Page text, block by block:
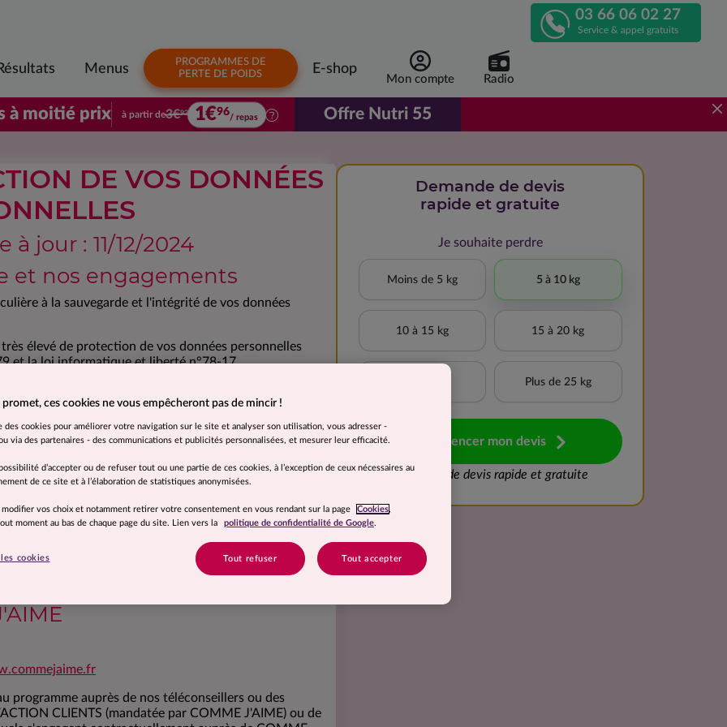
APPELEZ-03 66 06 02 27
Service & appel gratuits
Menus
PROGRAMMES DE
PERTE DE POIDS
E-shop
Mon compte Radio
Offre Nutri 55
à moitié prix
Votre premier colis à moitié prix. À partir de 1 euro 96 par repas, au lieu de 3 euros 92.
à partir de3€92 1€96/ repas
DE VOS DONNÉES
à jour : 11/12/2024
et nos engagements
à la sauvegarde et l'intégrité de vos données
élevé de protection de vos données personnelles
et la loi informatique et liberté n°78-17.
applicable ici :
Nous restons bien évidemment à votre disposition pour
notre Délégué à la Protection des Données
pourra être modifiée par COMME J'AIME.
: COMME J'AIME
ou par téléphone dans le cadre de vos
par COMME J'AIME, domiciliée au 46 rue
048 056.
et leur collecte par COMME
programme auprès de nos téléconseillers ou des
CLIENTS (mandatée par COMME J'AIME) ou de
Demande de devis
rapide et gratuite
Je souhaite perdre
Moins de 5 kg 5 à 10 kg
10 à 15 kg 15 à 20 kg
Plus de 25 kg
Commencer mon devis
Demande de devis rapide et gratuite
promet, ces cookies ne vous empêcheront pas de mincir !
des cookies pour améliorer votre navigation sur le site et analyser son utilisation, vous adresser -
via des partenaires - des communications et publicités personnalisées, et mesurer leur efficacité.
d’accepter ou de refuser tout ou une partie de ces cookies, à l’exception de ceux nécessaires au
de ce site et à l’élaboration de statistiques anonymisées.
modifier vos choix et notamment retirer votre consentement en vous rendant sur la page Cookies,
moment au bas de chaque page du site. Lien vers la
politique de confidentialité de Google.
Tout refuser Tout accepter
cookies